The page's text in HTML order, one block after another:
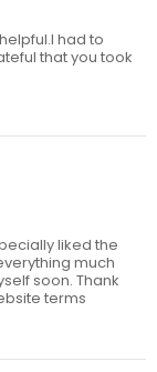
had to
that you took
liked the
much
soon. Thank
terms